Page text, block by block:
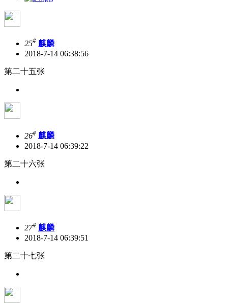
25# 麒麟
2018-7-14 06:38:56
第二十五张
26# 麒麟
2018-7-14 06:39:22
第二十六张
27# 麒麟
2018-7-14 06:39:51
第二十七张